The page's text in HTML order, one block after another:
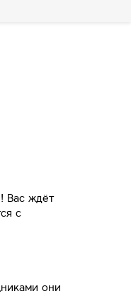
Вас ждёт
с
они